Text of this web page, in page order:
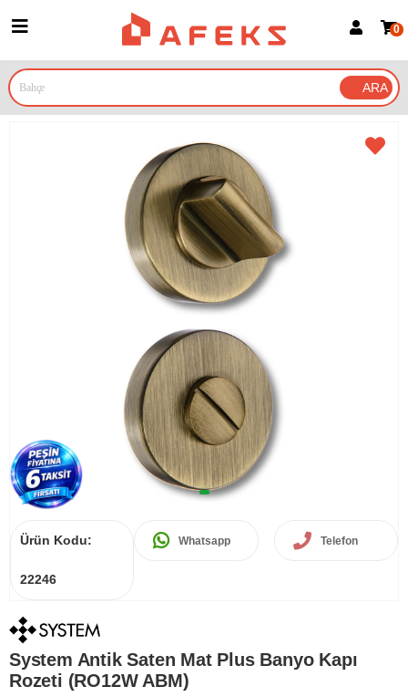
Google İle Bağlan
0
Ürün Kodu:
22246
Whatsapp Telefon
System Antik Saten Mat Plus Banyo Kapı
Rozeti (RO12W ABM)